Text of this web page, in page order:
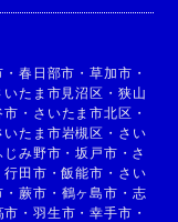
・春日部市 ・草加市 ・
いたま市見沼区 ・ 狭山
市 ・ さいたま市北区 ・
いたま市岩槻区 ・ さい
じみ野市 ・坂戸市 ・ さ
行田市 ・飯能市 ・ さい
・蕨市 ・ 鶴ヶ島市 ・ 志
市 ・ 羽生市 ・幸手市 ・